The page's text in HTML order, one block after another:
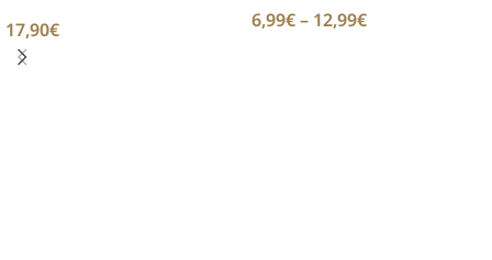
17,90€ 6,99€– 12,99€